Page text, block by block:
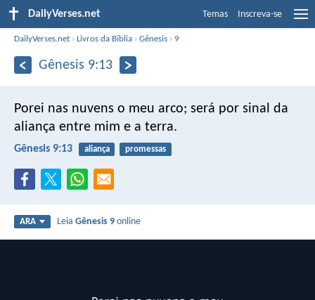
DailyVerses.net Temas Inscreva-se
DailyVerses.net ›Livros da Bíblia ›Gênesis › 9
Gênesis 9:13
Porei nas nuvens o meu arco; será por sinal da
aliança entre mim e a terra.
Gênesis 9:13 aliança promessas
ARA LeiaGênesis 9 online